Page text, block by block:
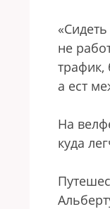
не
трафик,
а ест
На
куда